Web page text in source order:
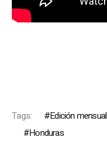
Tags: Edición mensual
Honduras